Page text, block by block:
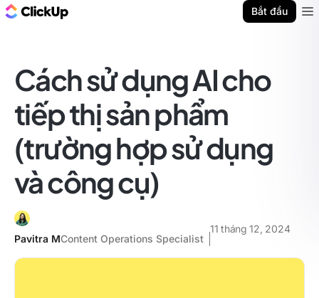
Bắt đầu
Cách sử dụng AI cho
tiếp thị sản phẩm
(trường hợp sử dụng
và công cụ)
Pavitra MContent Operations Specialist
11 tháng 12, 2024